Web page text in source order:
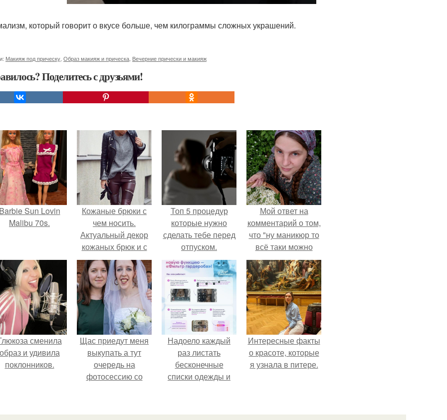
который говорит о вкусе больше, чем килограммы сложных украшений.
Макияж под прическу Образ макияж и прическа Вечерние прически и макияж
Поделитесь с друзьями!
Barbie Sun Lovin
Malibu 70s.
Кожаные брюки с
чем носить.
Актуальный декор
кожаных брюк и с
чем их одеть
Топ 5 процедур
которые нужно
сделать тебе перед
отпуском.
Мой ответ на
комментарий о том,
что "ну маникюр то
всё таки можно
было бы сделать.
сменила
образ и удивила
поклонников.
Щас приедут меня
выкупать а тут
очередь на
фотосессию со
Надоело каждый
раз листать
бесконечные
списки одежды и
кусочкам?
Интересные факты
о красоте, которые
я узнала в питере.